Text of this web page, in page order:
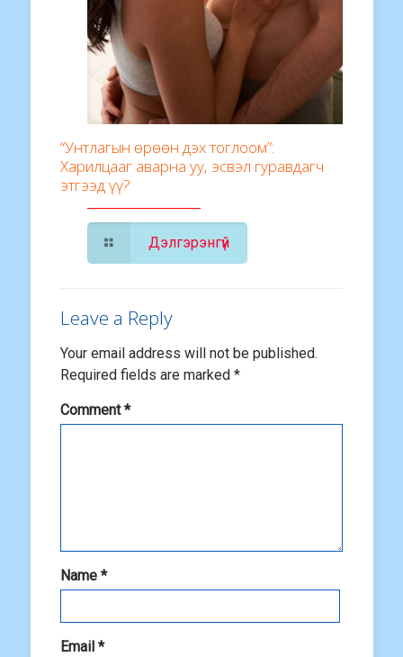
“Унтлагын өрөөн дэх тоглоом”:
Харилцааг аварна уу, эсвэл гуравдагч
этгээд үү?
Дэлгэрэнгүй
Leave a Reply
Your email address will not be published.
Required fields are marked *
Comment*
Name *
Email *